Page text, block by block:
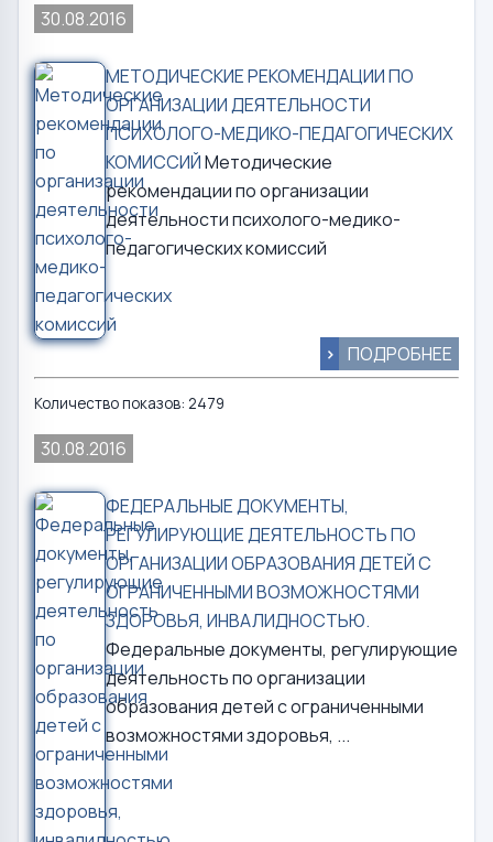
30.08.2016
МЕТОДИЧЕСКИЕ РЕКОМЕНДАЦИИ ПО
ОРГАНИЗАЦИИ ДЕЯТЕЛЬНОСТИ
ПСИХОЛОГО-МЕДИКО-ПЕДАГОГИЧЕСКИХ
КОМИССИЙМетодические
рекомендации по организации
деятельности психолого-медико-
педагогических комиссий
> ПОДРОБНЕЕ
Количество показов: 2479
30.08.2016
ФЕДЕРАЛЬНЫЕ ДОКУМЕНТЫ,
РЕГУЛИРУЮЩИЕ ДЕЯТЕЛЬНОСТЬ ПО
ОРГАНИЗАЦИИ ОБРАЗОВАНИЯ ДЕТЕЙ С
ОГРАНИЧЕННЫМИ ВОЗМОЖНОСТЯМИ
ЗДОРОВЬЯ, ИНВАЛИДНОСТЬЮ.
Федеральные документы, регулирующие
деятельность по организации
образования детей с ограниченными
возможностями здоровья, ...